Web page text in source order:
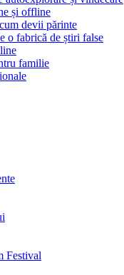
și offline
devii părinte
o fabrică de știri false
familie
Festival